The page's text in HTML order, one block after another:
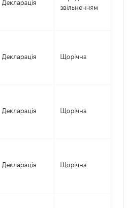
Декларація
звільненням
Декларація Щорічна
Декларація Щорічна
Декларація Щорічна